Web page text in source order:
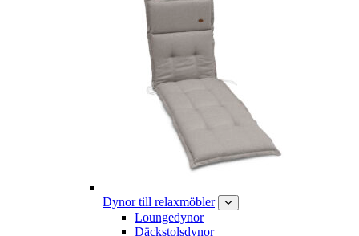
Dynor till relaxmöbler
Loungedynor
Däckstolsdynor